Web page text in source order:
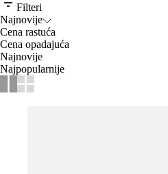
Filteri
Najnovije
Cena rastuća
Cena opadajuća
Najnovije
Najpopularnije